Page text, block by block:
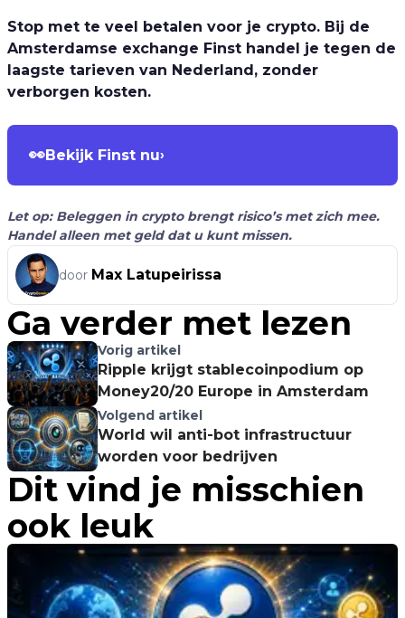
Stop met te veel betalen voor je crypto. Bij de
Amsterdamse exchange Finst handel je tegen de
laagste tarieven van Nederland, zonder
verborgen kosten.
👀Bekijk Finst nu›
Let op: Beleggen in crypto brengt risico’s met zich mee.
Handel alleen met geld dat u kunt missen.
door Max Latupeirissa
Ga verder met lezen
Vorig artikel
Ripple krijgt stablecoinpodium op
Money20/20 Europe in Amsterdam
Volgend artikel
World wil anti-bot infrastructuur
worden voor bedrijven
Dit vind je misschien
ook leuk